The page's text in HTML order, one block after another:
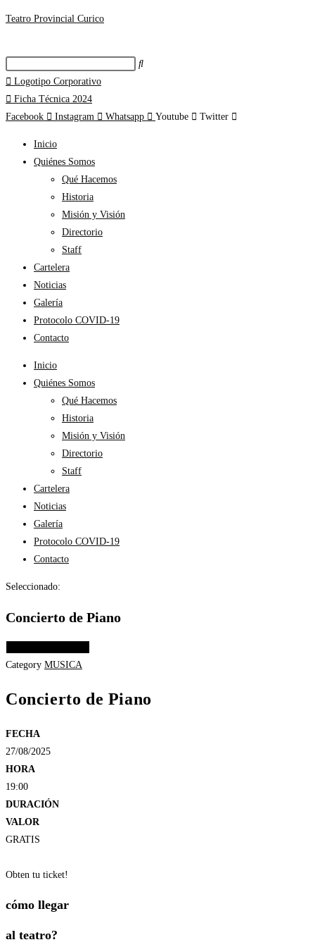
Teatro Provincial Curico
Logotipo Corporativo
Ficha Técnica 2024
Facebook
Instagram Whatsapp Youtube Twitter
Inicio
Quiénes Somos
Qué Hacemos
Historia
Misión y Visión
Directorio
Staff
Cartelera
Noticias
Galería
Protocolo COVID-19
Contacto
Inicio
Quiénes Somos
Qué Hacemos
Historia
Misión y Visión
Directorio
Staff
Cartelera
Noticias
Galería
Protocolo COVID-19
Contacto
Seleccionado:
Concierto de Piano
Category MUSICA
Concierto de Piano
FECHA
27/08/2025
HORA
19:00
DURACIÓN
VALOR
GRATIS
Obten tu ticket!
cómo llegar
al teatro?